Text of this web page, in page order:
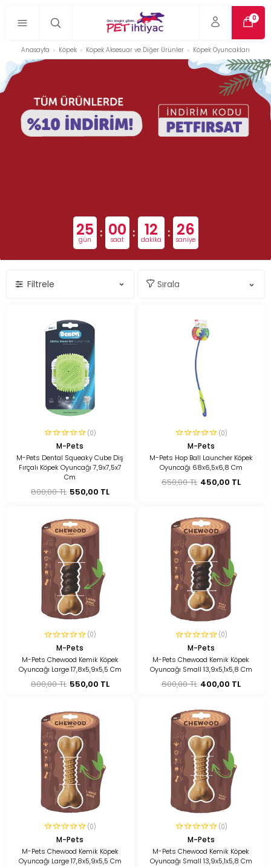
0
Anasayfa Köpek Köpek Aksesuar ve Diğer Ürünler Köpek Oyuncakları
25
gün : 00
saat : 12
dakika : 25
saniye
Filtrele
(0)
M-Pets
M-Pets Dental Squeaky Cube Diş
Fırçalı Köpek Oyuncağı 7,9x7,5x7
Cm
800,00 TL 550,00 TL
(0)
M-Pets
M-Pets Hop Ball Launcher Köpek
Oyuncağı 68x6,5x6,8 Cm
650,00 TL 450,00 TL
(0)
M-Pets
M-Pets Chewood Kemik Köpek
Oyuncağı Large 17,8x5,9x5,5 Cm
800,00 TL 550,00 TL
(0)
M-Pets
M-Pets Chewood Kemik Köpek
Oyuncağı Small 13,9x5,1x5,8 Cm
600,00 TL 400,00 TL
(0)
M-Pets
M-Pets Chewood Kemik Köpek
Oyuncağı Large 17,8x5,9x5,5 Cm
(0)
M-Pets
M-Pets Chewood Kemik Köpek
Oyuncağı Small 13,9x5,1x5,8 Cm